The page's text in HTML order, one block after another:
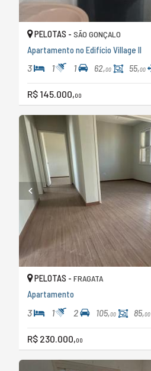
PELOTAS - SÃO GONÇALO
Apartamento no Edifício Village II
3 1 1 62,00 55,00
R$ 145.000,00
PELOTAS - FRAGATA
Apartamento
3 1 2 105,00 85,00
R$ 230.000,00